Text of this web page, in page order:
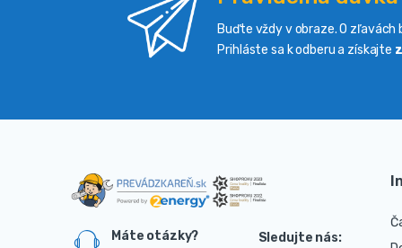
Buďte vždy v obraze. O zľavách
Prihláste sa k odberu a získajte
Máte otázky?